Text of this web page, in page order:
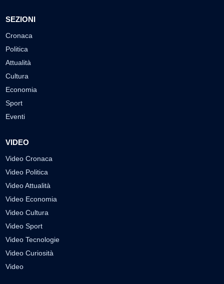
SEZIONI
Cronaca
Politica
Attualità
Cultura
Economia
Sport
Eventi
VIDEO
Video Cronaca
Video Politica
Video Attualità
Video Economia
Video Cultura
Video Sport
Video Tecnologie
Video Curiosità
Video